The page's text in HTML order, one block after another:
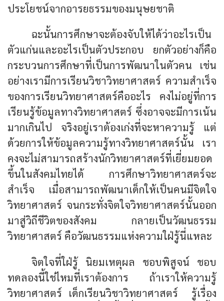
ประโยชน์จากอารยธรรมของมนุษยชาติ
ฉะนั้นการศึกษาจะต้องจับให้ได้ว่าอะไรเป็น
ตัวแก่นและอะไรเป็นตัวประกอบ ยกตัวอย่างก็คือ
กระบวนการศึกษาที่เป็นการพัฒนาในตัวคน เช่น
อย่างเรามีการเรียนวิชาวิทยาศาสตร์ ความสำเร็จ
ของการเรียนวิทยาศาสตร์คืออะไร คงไม่อยู่ที่การ
เรียนรู้ข้อมูลทางวิทยาศาสตร์ ซึ่งอาจจะมีการเน้น
มากเกินไป จริงอยู่เราต้องเก่งที่จะหาความรู้ แต่
ด้วยการให้ข้อมูลความรู้ทางวิทยาศาสตร์นั้น เรา
คงจะไม่สามารถสร้างนักวิทยาศาสตร์ที่เยี่ยมยอด
ขึ้นในสังคมไทยได้ การศึกษาวิทยาศาสตร์จะ
สำเร็จ เมื่อสามารถพัฒนาเด็กให้เป็นคนมีจิตใจ
วิทยาศาสตร์ จนกระทั่งจิตใจวิทยาศาสตร์นั้นออก
มาสู่วิถีชีวิตของสังคม กลายเป็นวัฒนธรรม
วิทยาศาสตร์ คือวัฒนธรรมแห่งความใฝ่รู้นี่แหละ
จิตใจที่ใฝ่รู้ นิยมเหตุผล ชอบพิสูจน์ ชอบ
ทดลองนี้ใช่ไหมที่เราต้องการ ถ้าเราให้ความรู้
วิทยาศาสตร์ เด็กเรียนวิชาวิทยาศาสตร์ รู้เรื่อง